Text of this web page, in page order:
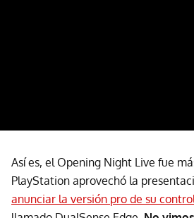
Así es, el Opening Night Live fue
PlayStation aprovechó la
anunciar la versión pro de su control